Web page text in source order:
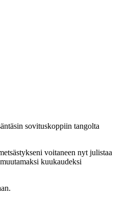
sovituskoppiin tangolta
voitaneen nyt julistaa
kuukaudeksi